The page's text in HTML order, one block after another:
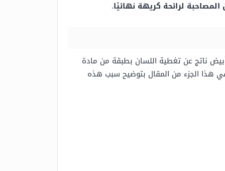
لرائحة كريهة نهائيًا.
ناتج عن تغطية اللسان بطبقة من مادة
هذا الجزء من المقال بتوضيح سبب هذه